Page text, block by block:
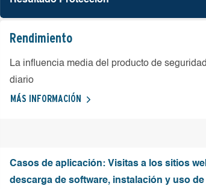
Rendimiento
La influencia media del producto de
diario
MÁS INFORMACIÓN
Casos de aplicación: Visitas a los sitios
descarga de software, instalación y uso de